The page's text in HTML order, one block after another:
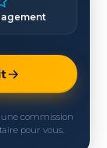
commission
pour vous.